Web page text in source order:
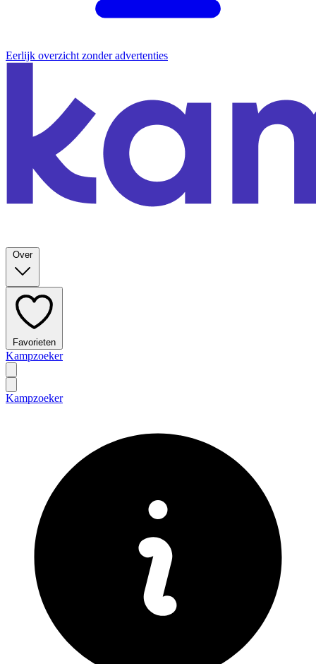
Eerlijk overzicht zonder advertenties
Over
Favorieten
Kampzoeker
Kampzoeker